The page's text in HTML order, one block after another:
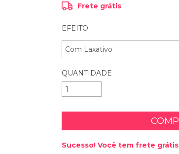
Frete grátis
EFEITO:
QUANTIDADE
Sucesso! Você tem frete grátis